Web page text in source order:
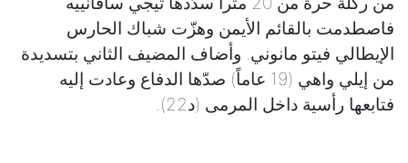
فاصطدمت بالقائم الأيمن وهزّت شباك الحارس
الإيطالي فيتو مانوني. وأضاف المضيف الثاني بتسديدة
من إيلي واهي (19 عاماً) صدّها الدفاع وعادت إليه
فتابعها رأسية داخل المرمى (د22).